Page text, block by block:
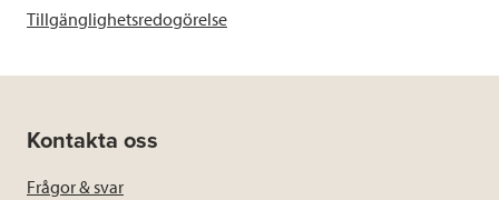
Tillgänglighetsredogörelse
Kontakta oss
Frågor & svar